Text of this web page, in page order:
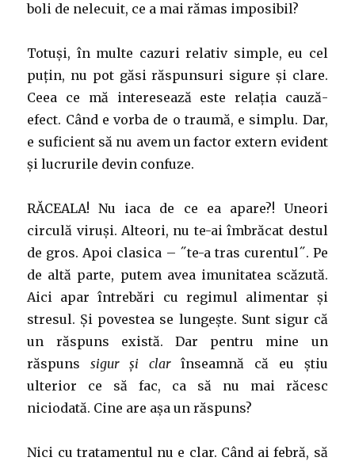
boli de nelecuit, ce a mai rămas imposibil?
Totuși, în multe cazuri relativ simple, eu cel
puțin, nu pot găsi răspunsuri sigure și clare.
Ceea ce mă interesează este relația cauză-
efect. Când e vorba de o traumă, e simplu. Dar,
e suficient să nu avem un factor extern evident
și lucrurile devin confuze.
RĂCEALA! Nu iaca de ce ea apare?! Uneori
circulă viruși. Alteori, nu te-ai îmbrăcat destul
de gros. Apoi clasica – ˝te-a tras curentul˝. Pe
de altă parte, putem avea imunitatea scăzută.
Aici apar întrebări cu regimul alimentar și
stresul. Și povestea se lungește. Sunt sigur că
un răspuns există. Dar pentru mine un
răspunssigur și clarînseamnă că eu știu
ulterior ce să fac, ca să nu mai răcesc
niciodată. Cine are așa un răspuns?
Nici cu tratamentul nu e clar. Când ai febră, să